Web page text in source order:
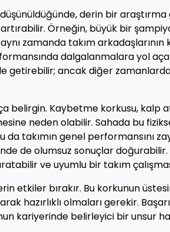
düşünüldüğünde, derin bir
Örneğin, büyük bir
zamanda takım
dalgalanmalara yol
getirebilir; ancak diğer zamanlarda
belirgin. Kaybetme korkusu, kalp
neden olabilir. Sahada bu
takımın genel performansını
de olumsuz sonuçlar
ve uyumlu bir takım
etkiler bırakır. Bu korkunun
hazırlıklı olmaları gerekir.
kariyerinde belirleyici bir unsur